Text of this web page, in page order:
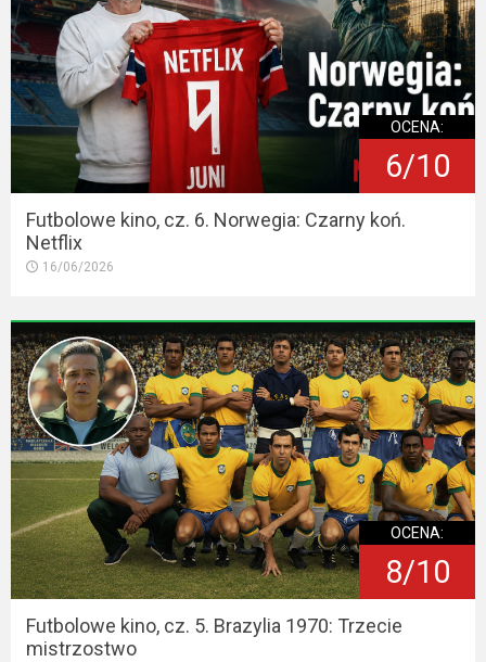
OCENA:
6/10
Futbolowe kino, cz. 6. Norwegia: Czarny koń.
Netflix
16/06/2026
OCENA:
8/10
Futbolowe kino, cz. 5. Brazylia 1970: Trzecie
mistrzostwo